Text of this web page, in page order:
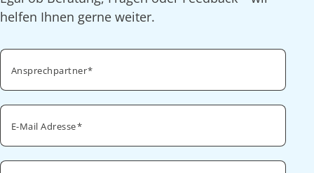
helfen Ihnen gerne weiter.
Ansprechpartner
E-Mail Adresse